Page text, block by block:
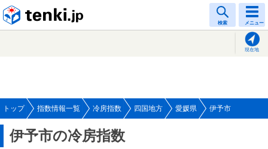
検索 メニュー
現在地
トップ 指数情報一覧 冷房指数 四国地方 愛媛県 伊予市
伊予市の冷房指数